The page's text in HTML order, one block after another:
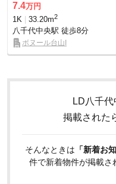
7.4万円
1K
33.20m2
八千代中央駅 徒歩8分
ボヌール台山I
LD八千
掲載された
そんなときは 「新着お
件で新着物件が掲載さ